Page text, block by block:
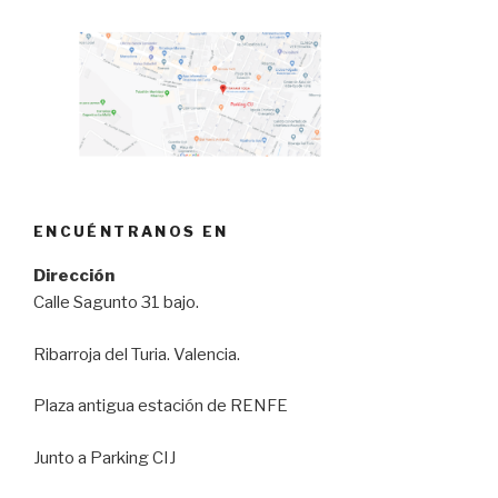
ENCUÉNTRANOS EN
Dirección
Calle Sagunto 31 bajo.
Ribarroja del Turia. Valencia.
Plaza antigua estación de RENFE
Junto a Parking CIJ